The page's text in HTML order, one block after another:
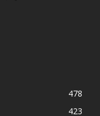
478
423